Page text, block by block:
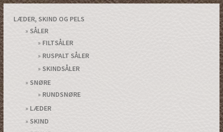
LÆDER, SKIND OG PELS
SÅLER
FILTSÅLER
RUSPALT SÅLER
SKINDSÅLER
SNØRE
RUNDSNØRE
LÆDER
SKIND